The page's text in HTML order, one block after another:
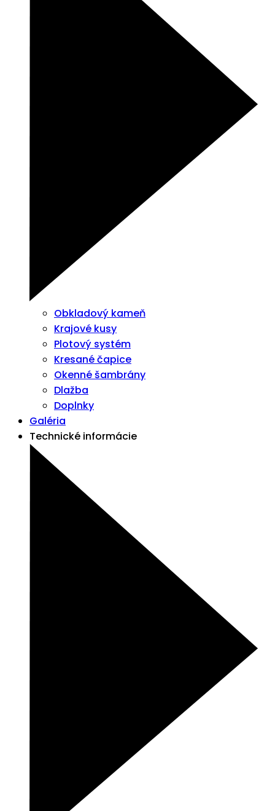
Obkladový kameň
Krajové kusy
Plotový systém
Kresané čapice
Okenné šambrány
Dlažba
Doplnky
Galéria
Technické informácie